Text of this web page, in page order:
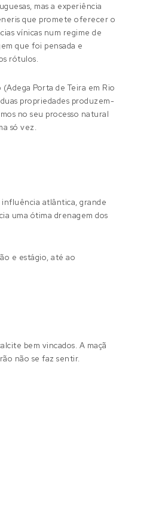
mas a experiência
que promete oferecer o
vínicas num regime de
que foi pensada e
rótulos.
Porta de Teira em Rio
propriedades produzem-
no seu processo natural
só vez.
influência atlântica, grande
uma ótima drenagem dos
e estágio, até ao
bem vincados. A maçã
não se faz sentir.